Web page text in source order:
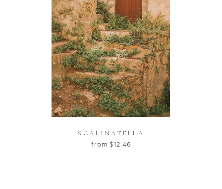
SCALINATELLA
from $12.46